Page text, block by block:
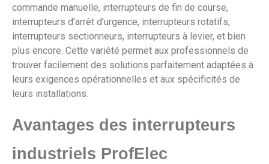
commande manuelle, interrupteurs de fin de course,
interrupteurs d’arrêt d’urgence, interrupteurs rotatifs,
interrupteurs sectionneurs, interrupteurs à levier, et bien
plus encore. Cette variété permet aux professionnels de
trouver facilement des solutions parfaitement adaptées à
leurs exigences opérationnelles et aux spécificités de
leurs installations.
Avantages des interrupteurs
industriels ProfElec